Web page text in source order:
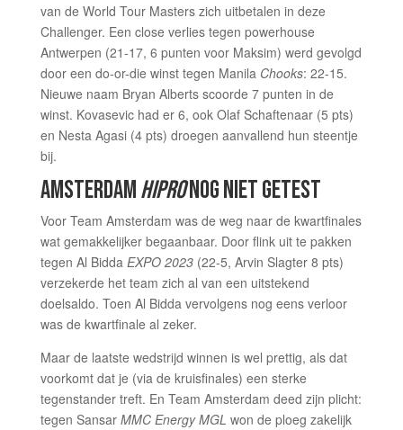
van de World Tour Masters zich uitbetalen in deze
Challenger. Een close verlies tegen powerhouse
Antwerpen (21-17, 6 punten voor Maksim) werd gevolgd
door een do-or-die winst tegen Manila Chooks: 22-15.
Nieuwe naam Bryan Alberts scoorde 7 punten in de
winst. Kovasevic had er 6, ook Olaf Schaftenaar (5 pts)
en Nesta Agasi (4 pts) droegen aanvallend hun steentje
bij.
AMSTERDAMHIPRONOG NIET GETEST
Voor Team Amsterdam was de weg naar de kwartfinales
wat gemakkelijker begaanbaar. Door flink uit te pakken
tegen Al Bidda EXPO 2023(22-5, Arvin Slagter 8 pts)
verzekerde het team zich al van een uitstekend
doelsaldo. Toen Al Bidda vervolgens nog eens verloor
was de kwartfinale al zeker.
Maar de laatste wedstrijd winnen is wel prettig, als dat
voorkomt dat je (via de kruisfinales) een sterke
tegenstander treft. En Team Amsterdam deed zijn plicht:
tegen Sansar MMC Energy MGL won de ploeg zakelijk